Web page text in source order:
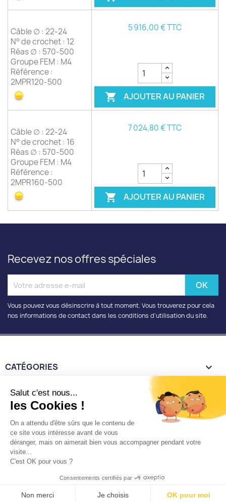
Câble ∅ : 22-24
N° de crochet : 12
Réas ∅ : 570-500
Groupe FEM : M4
Référence :
2MPR120-500
5 916,00 € TTC
 AJOUTER AU PANIER
Câble ∅ : 22-24
N° de crochet : 16
Réas ∅ : 570-500
Groupe FEM : M4
Référence :
2MPR160-500
7 024,80 € TTC
 AJOUTER AU PANIER
Recevez nos offres spéciales
Vous pouvez vous désinscrire à tout moment. Vous trouverez pour cela
nos informations de contact dans les conditions d'utilisation du site.
CATÉGORIES 
INFORMATIONS 
VOTRE COMPTE 
INFORMATIONS
Copyright 2026 © Tous droits réservés
Une réalisation
Salut c'est nous...
les Cookies !
On a attendu d'être sûrs que le contenu de
ce site vous intéresse avant de vous
déranger, mais on aimerait bien vous accompagner pendant votre
visite...
C'est OK pour vous ?
Consentements certifiés par
Non merci Je choisis OK pour moi